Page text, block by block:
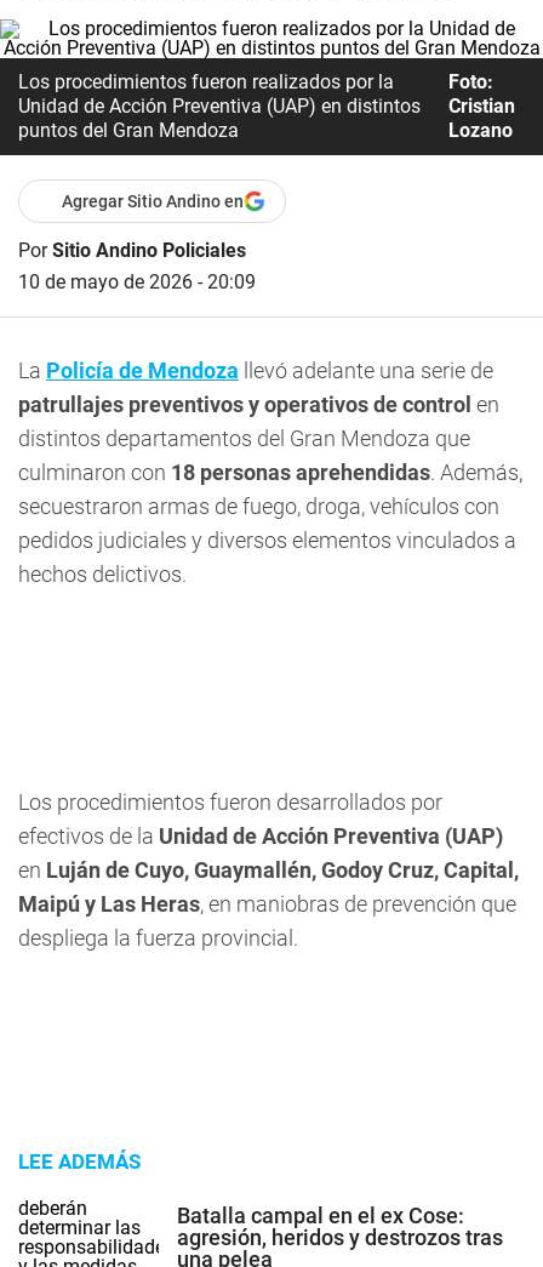
Los procedimientos fueron realizados por la
Unidad de Acción Preventiva (UAP) en distintos
puntos del Gran Mendoza
Foto:
Cristian
Lozano
Agregar Sitio Andino en
PorSitio Andino Policiales
10 de mayo de 2026 - 20:09
La Policía de Mendoza llevó adelante una serie de
patrullajes preventivos y operativos de control en
distintos departamentos del Gran Mendoza que
culminaron con 18 personas aprehendidas. Además,
secuestraron armas de fuego, droga, vehículos con
pedidos judiciales y diversos elementos vinculados a
hechos delictivos.
Los procedimientos fueron desarrollados por
efectivos de la Unidad de Acción Preventiva (UAP)
en Luján de Cuyo, Guaymallén, Godoy Cruz, Capital,
Maipú y Las Heras, en maniobras de prevención que
despliega la fuerza provincial.
LEE ADEMÁS
Batalla campal en el ex Cose:
agresión, heridos y destrozos tras
una pelea